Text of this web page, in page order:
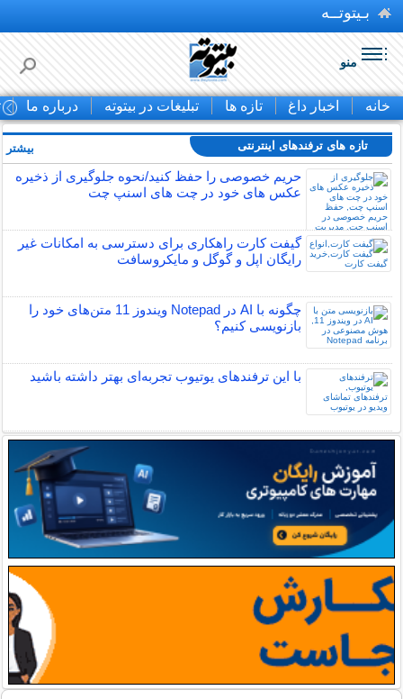
بـیتوتــه
منو
خانه اخبار داغ تازه ها تبلیغات در بیتوته درباره ما
تازه های ترفندهای اینترنتی
حریم خصوصی را حفظ کنید/نحوه جلوگیری از ذخیره
عکس های خود در چت های اسنپ چت
گیفت کارت راهکاری برای دسترسی به امکانات غیر
رایگان اپل و گوگل و مایکروسافت
چگونه با AI در Notepad ویندوز 11 متن‌های خود را
بازنویسی کنیم؟
با این ترفندهای یوتیوب تجربه‌ای بهتر داشته باشید
بیشتر